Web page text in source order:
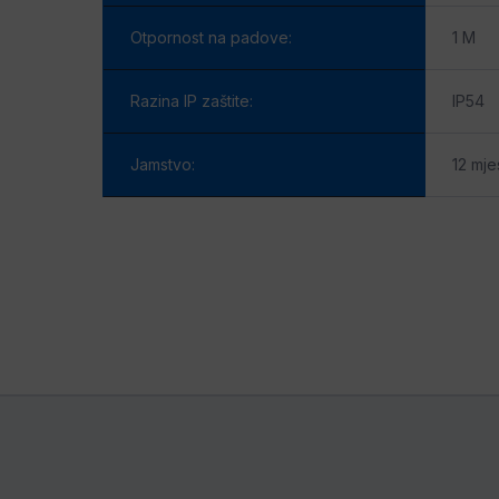
Otpornost na padove: 1 M
Razina IP zaštite: IP54
Jamstvo: 12